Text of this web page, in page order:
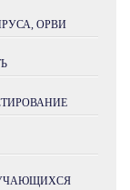
ОРВИ